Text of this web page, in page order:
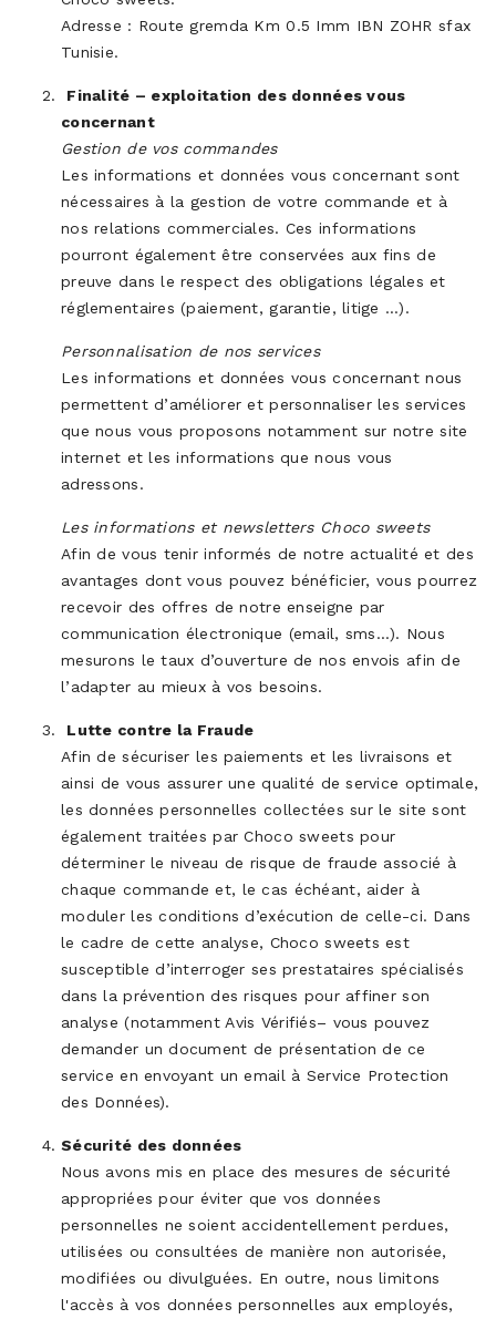
Adresse : Route gremda Km 0.5 Imm IBN ZOHR sfax
Tunisie.
Finalité – exploitation des données vous
concernant
Gestion de vos commandes
Les informations et données vous concernant sont
nécessaires à la gestion de votre commande et à
nos relations commerciales. Ces informations
pourront également être conservées aux fins de
preuve dans le respect des obligations légales et
réglementaires (paiement, garantie, litige …).
Personnalisation de nos services
Les informations et données vous concernant nous
permettent d’améliorer et personnaliser les services
que nous vous proposons notamment sur notre site
internet et les informations que nous vous
adressons.
Les informations et newsletters Choco sweets
Afin de vous tenir informés de notre actualité et des
avantages dont vous pouvez bénéficier, vous pourrez
recevoir des offres de notre enseigne par
communication électronique (email, sms…). Nous
mesurons le taux d’ouverture de nos envois afin de
l’adapter au mieux à vos besoins.
Lutte contre la Fraude
Afin de sécuriser les paiements et les livraisons et
ainsi de vous assurer une qualité de service optimale,
les données personnelles collectées sur le site sont
également traitées par Choco sweets pour
déterminer le niveau de risque de fraude associé à
chaque commande et, le cas échéant, aider à
moduler les conditions d’exécution de celle-ci. Dans
le cadre de cette analyse, Choco sweets est
susceptible d’interroger ses prestataires spécialisés
dans la prévention des risques pour affiner son
analyse (notamment Avis Vérifiés– vous pouvez
demander un document de présentation de ce
service en envoyant un email à Service Protection
des Données).
Sécurité des données
Nous avons mis en place des mesures de sécurité
appropriées pour éviter que vos données
personnelles ne soient accidentellement perdues,
utilisées ou consultées de manière non autorisée,
modifiées ou divulguées. En outre, nous limitons
l'accès à vos données personnelles aux employés,